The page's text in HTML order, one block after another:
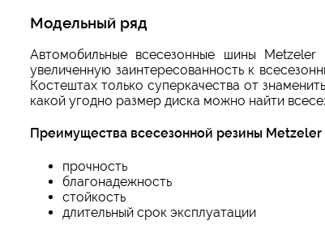
Модельный ряд
Автомобильные всесезонные шины
увеличенную заинтересованность к
Костештах только суперкачества от
какой угодно размер диска можно найти
Преимущества всесезонной резины Metzeler
прочность
благонадежность
стойкость
длительный срок эксплуатации